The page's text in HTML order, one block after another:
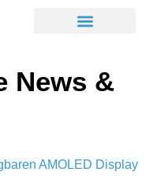
News &